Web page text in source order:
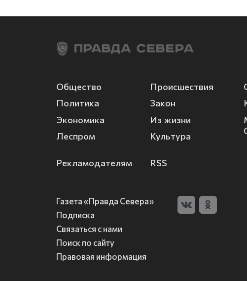
Общество
Политика
Экономика
Леспром
Происшествия
Закон
Из жизни
Культура
Рекламодателям RSS
Газета «Правда Севера»
Подписка
Связаться с нами
Поиск по сайту
Правовая информация